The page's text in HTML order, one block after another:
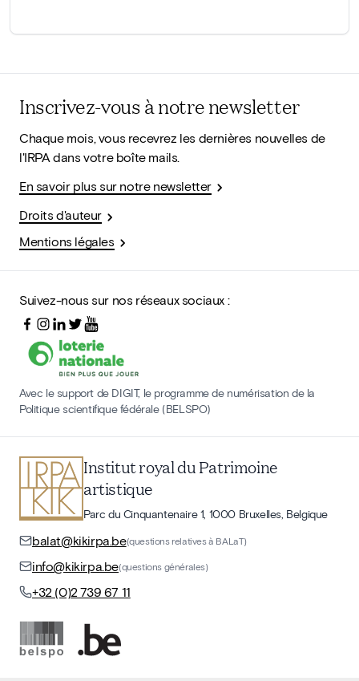
Inscrivez-vous à notre newsletter
Chaque mois, vous recevrez les dernières nouvelles de
l'IRPA dans votre boîte mails.
En savoir plus sur notre newsletter
Droits d'auteur
Mentions légales
Suivez-nous sur nos réseaux sociaux :
Avec le support de DIGIT, le programme de numérisation de la
Politique scientifique fédérale (BELSPO)
Institut royal du Patrimoine
artistique
Parc du Cinquantenaire 1, 1000 Bruxelles, Belgique
balat@kikirpa.be(questions relatives à BALaT)
info@kikirpa.be(questions générales)
+32 (0)2 739 67 11